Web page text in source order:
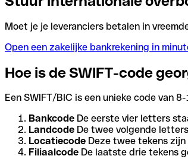
Moet je je leveranciers betalen in
Open een zakelijke bankrekening in
Hoe is de SWIFT-code
Een SWIFT/BIC is een unieke code van
Bankcode De eerste vier letters
Landcode De twee volgende
Locatiecode Deze twee tekens
Filiaalcode De laatste drie tekens